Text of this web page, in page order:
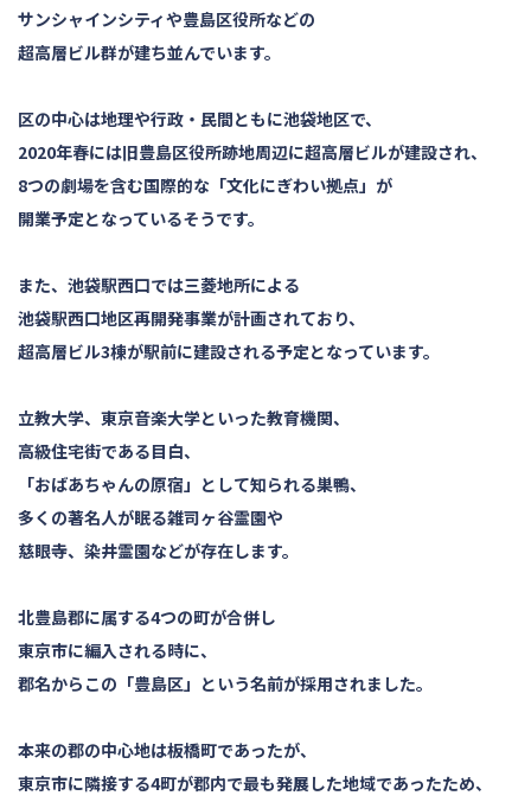
サンシャインシティや豊島区役所などの
超高層ビル群が建ち並んでいます。
区の中心は地理や行政・民間ともに池袋地区で、
2020年春には旧豊島区役所跡地周辺に超高層ビルが建設され、
8つの劇場を含む国際的な「文化にぎわい拠点」が
開業予定となっているそうです。
また、池袋駅西口では三菱地所による
池袋駅西口地区再開発事業が計画されており、
超高層ビル3棟が駅前に建設される予定となっています。
立教大学、東京音楽大学といった教育機関、
高級住宅街である目白、
「おばあちゃんの原宿」として知られる巣鴨、
多くの著名人が眠る雑司ヶ谷霊園や
慈眼寺、染井霊園などが存在します。
北豊島郡に属する4つの町が合併し
東京市に編入される時に、
郡名からこの「豊島区」という名前が採用されました。
本来の郡の中心地は板橋町であったが、
東京市に隣接する4町が郡内で最も発展した地域であったため、